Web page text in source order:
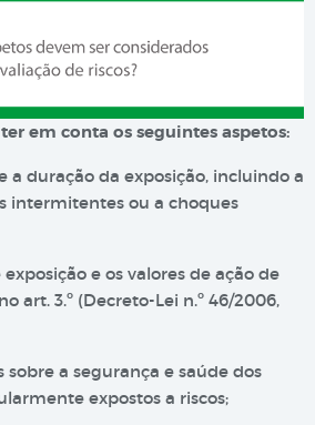
em conta os seguintes aspetos:
a duração da exposição, incluindo a
intermitentes ou a choques
e os valores de ação de
art. 3.º (Decreto-Lei n.º 46/2006,
sobre a segurança e saúde dos
expostos a riscos;